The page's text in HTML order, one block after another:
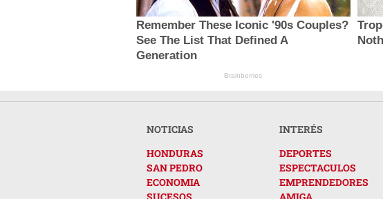
Remember These Iconic '90s Couples?
See The List That Defined A
Generation
Brainberries
NOTICIAS
HONDURAS
SAN PEDRO
ECONOMIA
SUCESOS
INTERÉS
DEPORTES
ESPECTACULOS
EMPRENDEDORES
AMIGA